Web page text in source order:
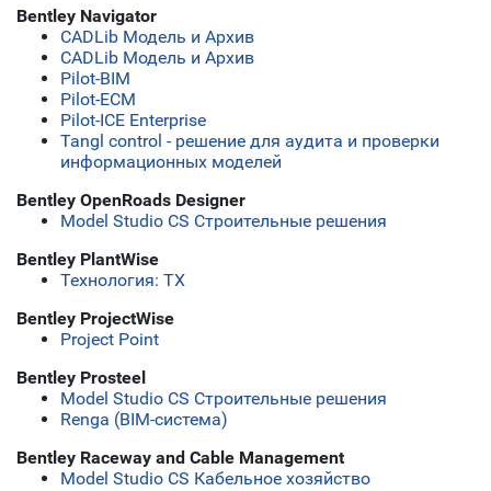
Bentley Navigator
CADLib Модель и Архив
CADLib Модель и Архив
Pilot-BIM
Pilot-ECM
Pilot-ICE Enterprise
Tangl control - решение для аудита и проверки
информационных моделей
Bentley OpenRoads Designer
Model Studio CS Строительные решения
Bentley PlantWise
Технология: ТХ
Bentley ProjectWise
Project Point
Bentley Prosteel
Model Studio CS Строительные решения
Renga (BIM-система)
Bentley Raceway and Cable Management
Model Studio CS Кабельное хозяйство